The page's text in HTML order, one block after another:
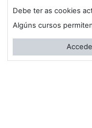
Debe ter as cookies
Algúns cursos